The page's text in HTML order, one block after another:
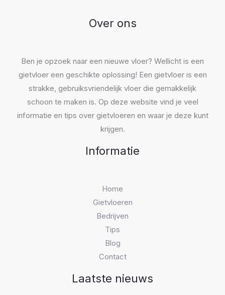
Over ons
Ben je opzoek naar een nieuwe vloer? Wellicht is een
gietvloer een geschikte oplossing! Een gietvloer is een
strakke, gebruiksvriendelijk vloer die gemakkelijk
schoon te maken is. Op deze website vind je veel
informatie en tips over gietvloeren en waar je deze kunt
krijgen.
Informatie
Home
Gietvloeren
Bedrijven
Tips
Blog
Contact
Laatste nieuws